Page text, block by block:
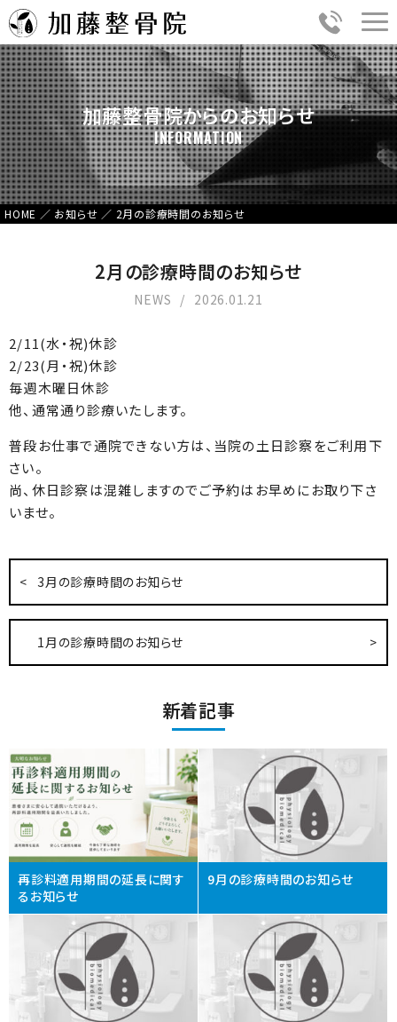
加藤整骨院からのお知らせ
INFORMATION
HOME ／ お知らせ ／ 2月の診療時間のお知らせ
2月の診療時間のお知らせ
NEWS 2026.01.21
2/11(水・祝)休診
2/23(月・祝)休診
毎週木曜日休診
他、通常通り診療いたします。
普段お仕事で通院できない方は、当院の土日診察をご利用下
さい。
尚、休日診察は混雑しますのでご予約はお早めにお取り下さ
いませ。
3月の診療時間のお知らせ
1月の診療時間のお知らせ
新着記事
再診料適用期間の延長に関す
るお知らせ
9月の診療時間のお知らせ